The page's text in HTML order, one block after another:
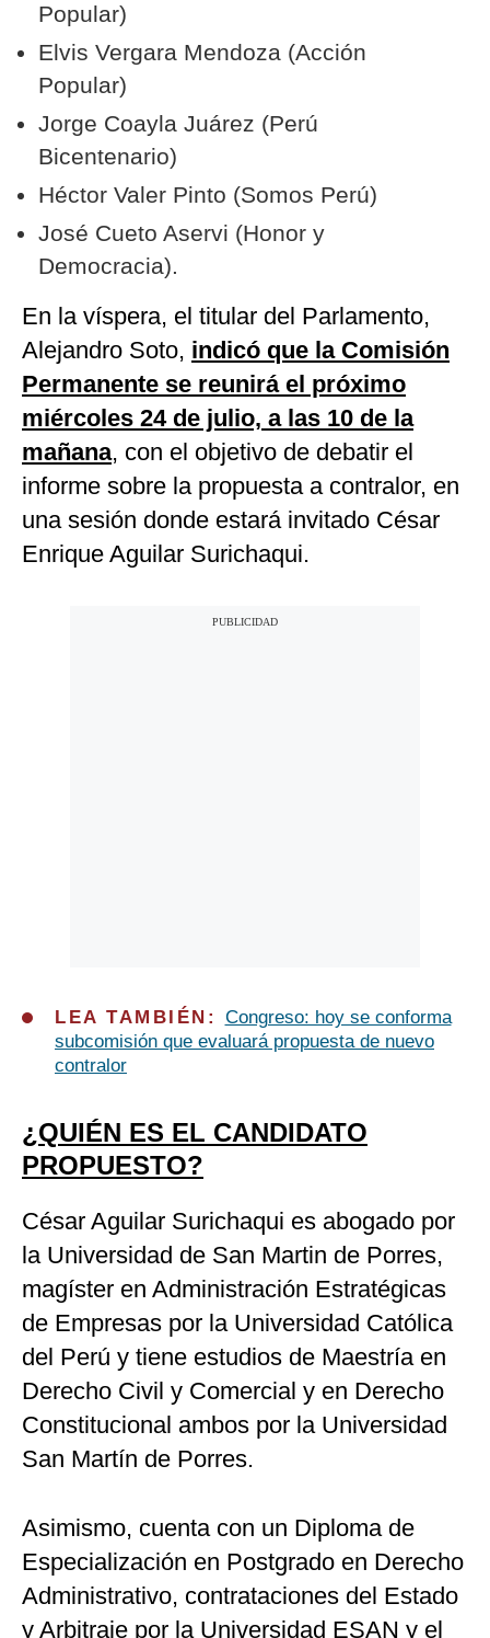
Popular)
Elvis Vergara Mendoza (Acción
Popular)
Jorge Coayla Juárez (Perú
Bicentenario)
Héctor Valer Pinto (Somos Perú)
José Cueto Aservi (Honor y
Democracia).
En la víspera, el titular del Parlamento,
Alejandro Soto, indicó que la Comisión
Permanente se reunirá el próximo
miércoles 24 de julio, a las 10 de la
mañana, con el objetivo de debatir el
informe sobre la propuesta a contralor, en
una sesión donde estará invitado César
Enrique Aguilar Surichaqui.
LEA TAMBIÉN: Congreso: hoy se conforma
subcomisión que evaluará propuesta de nuevo
contralor
¿QUIÉN ES EL CANDIDATO
PROPUESTO?
César Aguilar Surichaqui es abogado por
la Universidad de San Martin de Porres,
magíster en Administración Estratégicas
de Empresas por la Universidad Católica
del Perú y tiene estudios de Maestría en
Derecho Civil y Comercial y en Derecho
Constitucional ambos por la Universidad
San Martín de Porres.
Asimismo, cuenta con un Diploma de
Especialización en Postgrado en Derecho
Administrativo, contrataciones del Estado
y Arbitraje por la Universidad ESAN y el